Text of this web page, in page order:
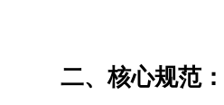
二、核心规范